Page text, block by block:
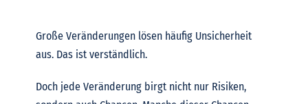
Große Veränderungen lösen häufig Unsicherheit
aus. Das ist verständlich.
Doch jede Veränderung birgt nicht nur Risiken,